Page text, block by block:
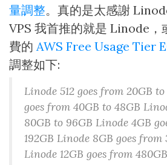
量調整。真的是太感謝
VPS 我首推的就是 Linode，
費的 AWS Free Usage Tier
調整如下:
Linode 512 goes from 20GB
goes from 40GB to 48GB
80GB to 96GB Linode 4GB
192GB Linode 8GB goes from
Linode 12GB goes from